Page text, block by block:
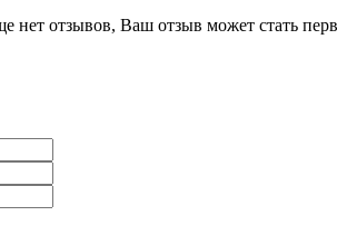
нет отзывов, Ваш отзыв может стать